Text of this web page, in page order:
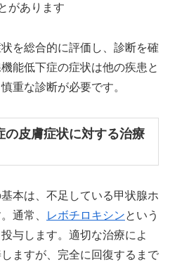
があります
を総合的に評価し、診断を確
能低下症の症状は他の疾患と
重な診断が必要です。
の皮膚症状に対する治療
本は、不足している甲状腺ホ
通常、
レボチロキシンという
与します。適切な治療によ
ますが、完全に回復するまで